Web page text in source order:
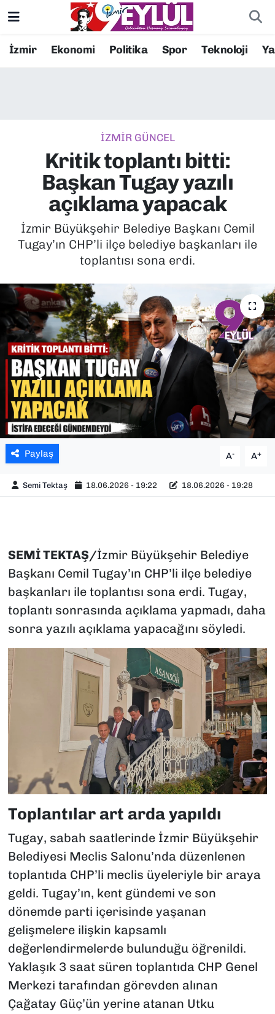
İzmir Ekonomi Politika Spor Teknoloji
İZMİR GÜNCEL
Kritik toplantı bitti:
Başkan Tugay yazılı
açıklama yapacak
İzmir Büyükşehir Belediye Başkanı Cemil
Tugay’ın CHP’li ilçe belediye başkanları ile
toplantısı sona erdi.
Paylaş A- A+
Semi Tektaş 18.06.2026 - 19:22 18.06.2026 - 19:28
SEMİ TEKTAŞ/İzmir Büyükşehir Belediye
Başkanı Cemil Tugay’ın CHP’li ilçe belediye
başkanları ile toplantısı sona erdi. Tugay,
toplantı sonrasında açıklama yapmadı, daha
sonra yazılı açıklama yapacağını söyledi.
Toplantılar art arda yapıldı
Tugay, sabah saatlerinde İzmir Büyükşehir
Belediyesi Meclis Salonu’nda düzenlenen
toplantıda CHP’li meclis üyeleriyle bir araya
geldi. Tugay’ın, kent gündemi ve son
dönemde parti içerisinde yaşanan
gelişmelere ilişkin kapsamlı
değerlendirmelerde bulunduğu öğrenildi.
Yaklaşık 3 saat süren toplantıda CHP Genel
Merkezi tarafından görevden alınan
Çağatay Güç’ün yerine atanan Utku
Resmi İlanlar
EKONOMİ
KÜLTÜR SANAT
MAGAZİN
POLİTİKA
SAĞLIK
SPOR
TEKNOLOJİ
YAŞAM
YEREL YÖNETİMLER
Konak Nöbetçi Eczaneler
Süper Lig Puan Durumu ve Fikstür
Tüm Manşetler
Son Dakika Haberleri
Haber Arşivi